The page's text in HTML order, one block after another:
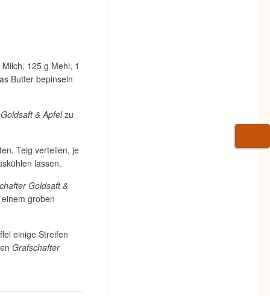
125 g Mehl, 1
Butter bepinseln
& Apfelzu
Teig verteilen, je
lassen.
Goldsaft &
groben
einige Streifen
Grafschafter